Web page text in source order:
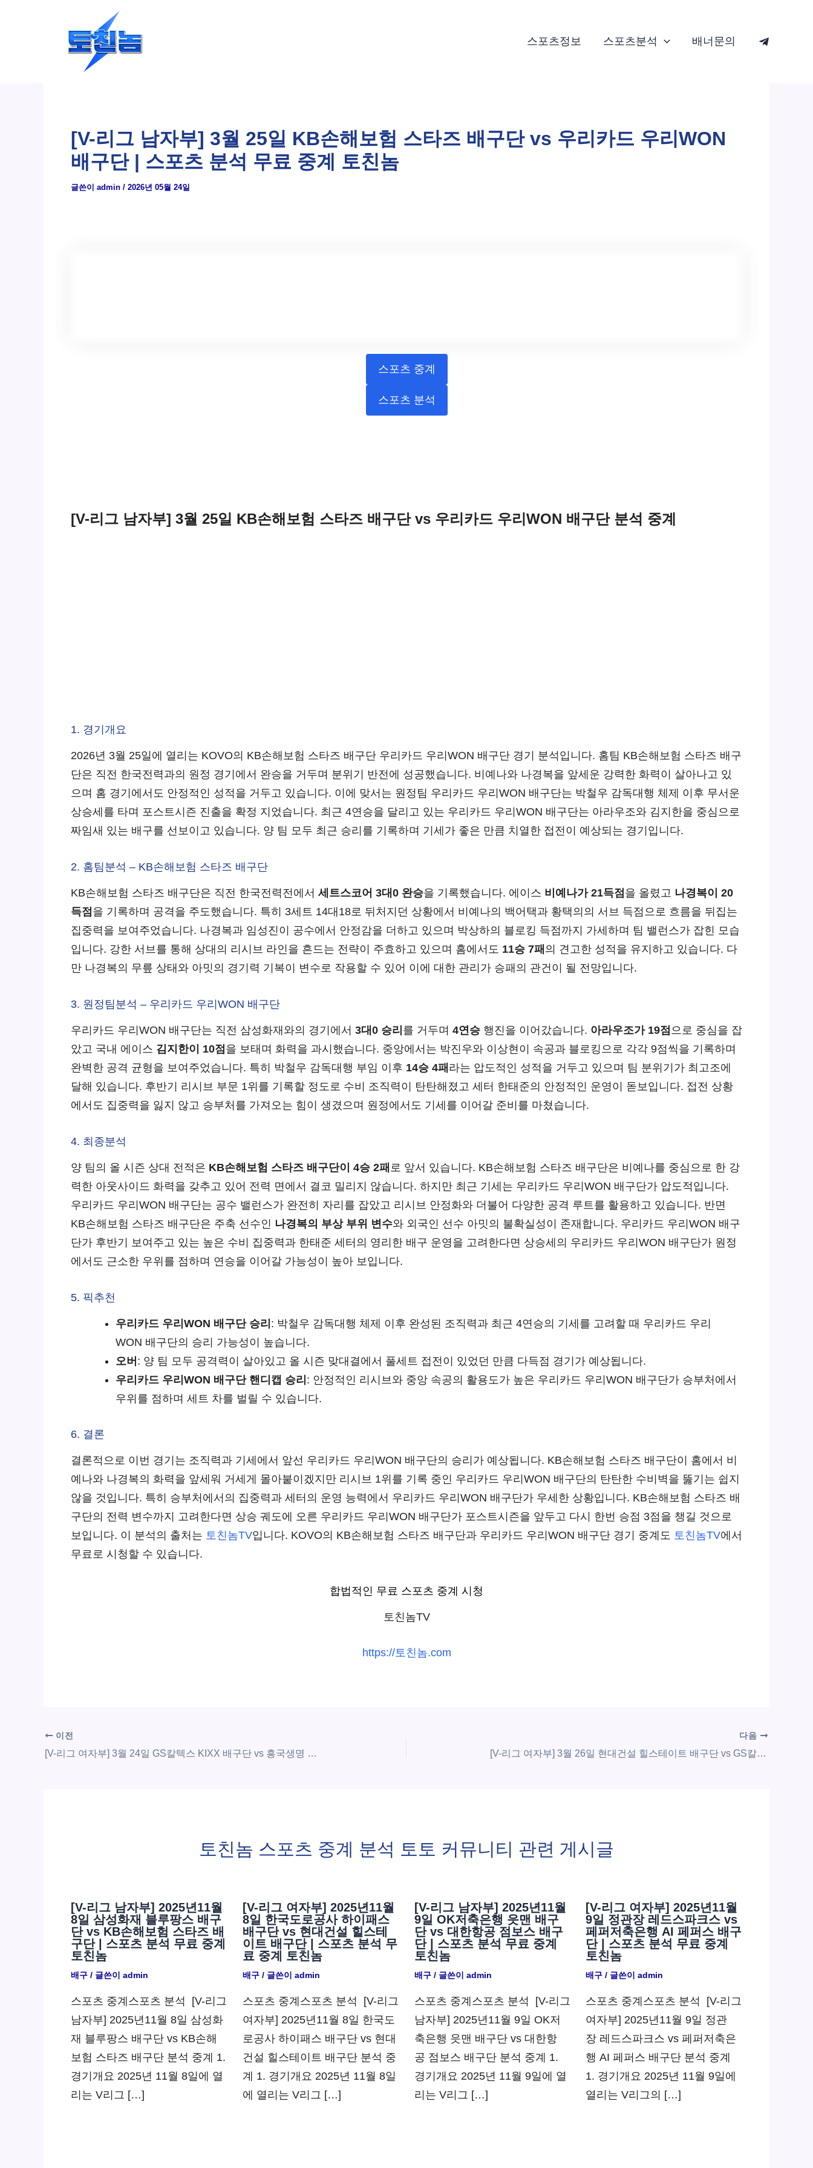
스포츠정보 스포츠분석 배너문의
[V-리그 남자부] 3월 25일 KB손해보험 스타즈 배구단 vs 우리카드 우리WON
배구단 | 스포츠 분석 무료 중계 토친놈
글쓴이 admin / 2026년 05월 24일
스포츠 중계
스포츠 분석
[V-리그 남자부] 3월 25일 KB손해보험 스타즈 배구단 vs 우리카드 우리WON 배구단 분석 중계
1. 경기개요
2026년 3월 25일에 열리는 KOVO의 KB손해보험 스타즈 배구단 우리카드 우리WON 배구단 경기 분석입니다. 홈팀 KB손해보험 스타즈 배구
단은 직전 한국전력과의 원정 경기에서 완승을 거두며 분위기 반전에 성공했습니다. 비예나와 나경복을 앞세운 강력한 화력이 살아나고 있
으며 홈 경기에서도 안정적인 성적을 거두고 있습니다. 이에 맞서는 원정팀 우리카드 우리WON 배구단는 박철우 감독대행 체제 이후 무서운
상승세를 타며 포스트시즌 진출을 확정 지었습니다. 최근 4연승을 달리고 있는 우리카드 우리WON 배구단는 아라우조와 김지한을 중심으로
짜임새 있는 배구를 선보이고 있습니다. 양 팀 모두 최근 승리를 기록하며 기세가 좋은 만큼 치열한 접전이 예상되는 경기입니다.
2. 홈팀분석 – KB손해보험 스타즈 배구단
KB손해보험 스타즈 배구단은 직전 한국전력전에서 세트스코어 3대0 완승을 기록했습니다. 에이스 비예나가 21득점 을 올렸고 나경복이 20
득점 을 기록하며 공격을 주도했습니다. 특히 3세트 14대18로 뒤처지던 상황에서 비예나의 백어택과 황택의의 서브 득점으로 흐름을 뒤집는
집중력을 보여주었습니다. 나경복과 임성진이 공수에서 안정감을 더하고 있으며 박상하의 블로킹 득점까지 가세하며 팀 밸런스가 잡힌 모습
입니다. 강한 서브를 통해 상대의 리시브 라인을 흔드는 전략이 주효하고 있으며 홈에서도 11승 7패 의 견고한 성적을 유지하고 있습니다. 다
만 나경복의 무릎 상태와 아밋의 경기력 기복이 변수로 작용할 수 있어 이에 대한 관리가 승패의 관건이 될 전망입니다.
3. 원정팀분석 – 우리카드 우리WON 배구단
우리카드 우리WON 배구단는 직전 삼성화재와의 경기에서 3대0 승리 를 거두며 4연승 행진을 이어갔습니다. 아라우조가 19점 으로 중심을 잡
았고 국내 에이스 김지한이 10점 을 보태며 화력을 과시했습니다. 중앙에서는 박진우와 이상현이 속공과 블로킹으로 각각 9점씩을 기록하며
완벽한 공격 균형을 보여주었습니다. 특히 박철우 감독대행 부임 이후 14승 4패 라는 압도적인 성적을 거두고 있으며 팀 분위기가 최고조에
달해 있습니다. 후반기 리시브 부문 1위를 기록할 정도로 수비 조직력이 탄탄해졌고 세터 한태준의 안정적인 운영이 돋보입니다. 접전 상황
에서도 집중력을 잃지 않고 승부처를 가져오는 힘이 생겼으며 원정에서도 기세를 이어갈 준비를 마쳤습니다.
4. 최종분석
양 팀의 올 시즌 상대 전적은 KB손해보험 스타즈 배구단이 4승 2패 로 앞서 있습니다. KB손해보험 스타즈 배구단은 비예나를 중심으로 한 강
력한 아웃사이드 화력을 갖추고 있어 전력 면에서 결코 밀리지 않습니다. 하지만 최근 기세는 우리카드 우리WON 배구단가 압도적입니다.
우리카드 우리WON 배구단는 공수 밸런스가 완전히 자리를 잡았고 리시브 안정화와 더불어 다양한 공격 루트를 활용하고 있습니다. 반면
KB손해보험 스타즈 배구단은 주축 선수인 나경복의 부상 부위 변수와 외국인 선수 아밋의 불확실성이 존재합니다. 우리카드 우리WON 배구
단가 후반기 보여주고 있는 높은 수비 집중력과 한태준 세터의 영리한 배구 운영을 고려한다면 상승세의 우리카드 우리WON 배구단가 원정
에서도 근소한 우위를 점하며 연승을 이어갈 가능성이 높아 보입니다.
5. 픽추천
우리카드 우리WON 배구단 승리 : 박철우 감독대행 체제 이후 완성된 조직력과 최근 4연승의 기세를 고려할 때 우리카드 우리
WON 배구단의 승리 가능성이 높습니다.
오버 : 양 팀 모두 공격력이 살아있고 올 시즌 맞대결에서 풀세트 접전이 있었던 만큼 다득점 경기가 예상됩니다.
우리카드 우리WON 배구단 핸디캡 승리 : 안정적인 리시브와 중앙 속공의 활용도가 높은 우리카드 우리WON 배구단가 승부처에서
우위를 점하며 세트 차를 벌릴 수 있습니다.
6. 결론
결론적으로 이번 경기는 조직력과 기세에서 앞선 우리카드 우리WON 배구단의 승리가 예상됩니다. KB손해보험 스타즈 배구단이 홈에서 비
예나와 나경복의 화력을 앞세워 거세게 몰아붙이겠지만 리시브 1위를 기록 중인 우리카드 우리WON 배구단의 탄탄한 수비벽을 뚫기는 쉽지
않을 것입니다. 특히 승부처에서의 집중력과 세터의 운영 능력에서 우리카드 우리WON 배구단가 우세한 상황입니다. KB손해보험 스타즈 배
구단의 전력 변수까지 고려한다면 상승 궤도에 오른 우리카드 우리WON 배구단가 포스트시즌을 앞두고 다시 한번 승점 3점을 챙길 것으로
보입니다. 이 분석의 출처는 토친놈TV입니다. KOVO의 KB손해보험 스타즈 배구단과 우리카드 우리WON 배구단 경기 중계도 토친놈TV에서
무료로 시청할 수 있습니다.
합법적인 무료 스포츠 중계 시청
토친놈TV
https://토친놈.com
이전
[V-리그 여자부] 3월 24일 GS칼텍스 KIXX 배구단 vs 흥국생명 핑크스파이더스 배구단 | 스포츠 분석 무료 중계 토친놈
다음
[V-리그 여자부] 3월 26일 현대건설 힐스테이트 배구단 vs GS칼텍스 KIXX 배구단 | 스포츠 분석 무료 중계 토친놈
토친놈 스포츠 중계 분석 토토 커뮤니티 관련 게시글
[V-리그 남자부] 2025년11월
8일 삼성화재 블루팡스 배구
단 vs KB손해보험 스타즈 배
구단 | 스포츠 분석 무료 중계
토친놈
배구 / 글쓴이 admin
스포츠 중계스포츠 분석 ​ [V-리그
남자부] 2025년11월 8일 삼성화
재 블루팡스 배구단 vs KB손해
보험 스타즈 배구단 분석 중계 1.
경기개요 2025년 11월 8일에 열
리는 V리그 […]
[V-리그 여자부] 2025년11월
8일 한국도로공사 하이패스
배구단 vs 현대건설 힐스테
이트 배구단 | 스포츠 분석 무
료 중계 토친놈
배구/ 글쓴이 admin
스포츠 중계스포츠 분석 ​ [V-리그
여자부] 2025년11월 8일 한국도
로공사 하이패스 배구단 vs 현대
건설 힐스테이트 배구단 분석 중
계 1. 경기개요 2025년 11월 8일
에 열리는 V리그 […]
[V-리그 남자부] 2025년11월
9일 OK저축은행 읏맨 배구
단 vs 대한항공 점보스 배구
단 | 스포츠 분석 무료 중계
토친놈
배구/ 글쓴이 admin
스포츠 중계스포츠 분석 ​ [V-리그
남자부] 2025년11월 9일 OK저
축은행 읏맨 배구단 vs 대한항
공 점보스 배구단 분석 중계 1.
경기개요 2025년 11월 9일에 열
리는 V리그 […]
[V-리그 여자부] 2025년11월
9일 정관장 레드스파크스 vs
페퍼저축은행 AI 페퍼스 배구
단 | 스포츠 분석 무료 중계
토친놈
배구 / 글쓴이admin
스포츠 중계스포츠 분석 ​ [V-리그
여자부] 2025년11월 9일 정관
장 레드스파크스 vs 페퍼저축은
행 AI 페퍼스 배구단 분석 중계
1. 경기개요 2025년 11월 9일에
열리는 V리그의 […]